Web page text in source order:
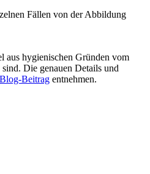
Fällen von der Abbildung
aus hygienischen Gründen vom
Die genauen Details und
Blog-Beitrag entnehmen.